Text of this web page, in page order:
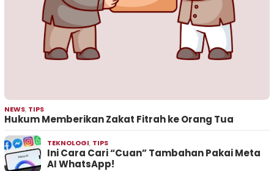
NEWS, TIPS
Hukum Memberikan Zakat Fitrah ke Orang Tua
TEKNOLOGI, TIPS
Ini Cara Cari “Cuan” Tambahan Pakai Meta
AI WhatsApp!